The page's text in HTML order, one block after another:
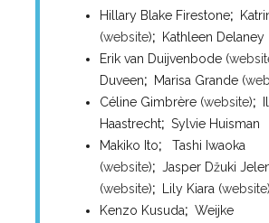
Hillary Blake Firestone;
(website); Kathleen Delaney
Erik van Duijvenbode (
Duveen; Marisa Grande (
Céline Gimbrère (website);
Haastrecht; Sylvie Huisman
Makiko Ito; Tashi Iwaoka
(website); Jasper Džuki
(website); Lily Kiara (website)
Kenzo Kusuda; Weijke